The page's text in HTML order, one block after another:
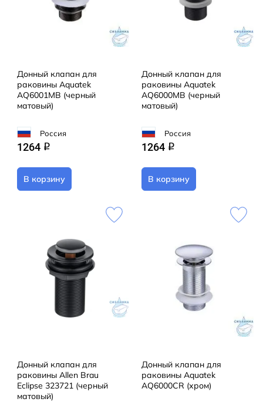
Донный клапан для
раковины Aquatek
AQ6001MB (черный
матовый)
Россия
1264 q
В корзину
Донный клапан для
раковины Aquatek
AQ6000MB (черный
матовый)
Россия
1264 q
В корзину
Донный клапан для
раковины Allen Brau
Eclipse 323721 (черный
матовый)
Донный клапан для
раковины Aquatek
AQ6000CR (хром)